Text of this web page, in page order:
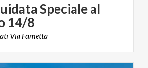
Specialeal
14/8
Via Fametta